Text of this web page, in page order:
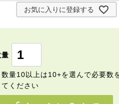
必
お気に入りに登録する